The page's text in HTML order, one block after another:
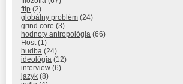
ftip (2)
globálny problém (24)
grind core (3)
hodnoty antropológia (66)
Host(1)
hudba (24)
ideológia (12)
interview (6)
jazyk (8)